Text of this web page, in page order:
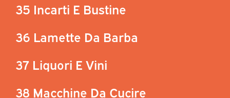
35 Incarti E Bustine
36 Lamette Da Barba
37 Liquori E Vini
38 Macchine Da Cucire